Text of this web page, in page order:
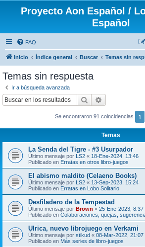
Proyecto Aon Español /
Español
FAQ
Inicio Índice general Buscar Temas sin
Temas sin respuesta
Ir a búsqueda avanzada
Buscar
Se encontraron 91 coincidencias 1
Temas
La Senda del Tigre - #3 Usurpador
Último mensaje por LS2 « 18-Ene-2024, 13:46
Publicado en Erratas en otros libro-juegos
El abismo maldito (Celaeno Books)
Último mensaje por LS2 « 13-Sep-2023, 15:24
Publicado en Erratas en Lobo Solitario
Desfiladero de la Tempestad
Último mensaje por Brown « 25-Ene-2023, 8:37
Publicado en Colaboraciones, quejas,
Ulrica, nuevo librojuego en Verkami
Último mensaje por stikud « 08-Mar-2022, 21:07
Publicado en Más series de libro-juegos